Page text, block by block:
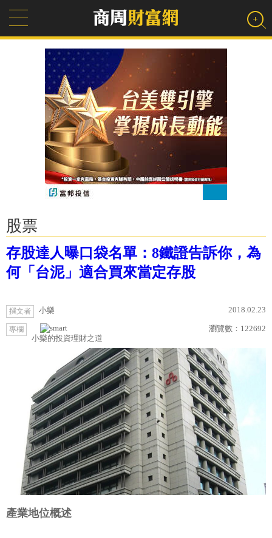
股票
存股達人曝口袋名單：8鐵證告訴你，為
何「台泥」適合買來當定存股
撰文者 小樂 2018.02.23
專欄
小樂的投資理財之道
瀏覽數： 122692
產業地位概述